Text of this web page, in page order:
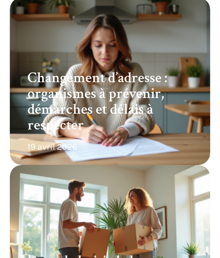
Changement d’adresse :
organismes à prévenir,
démarches et délais à
respecter
19 avril 2026